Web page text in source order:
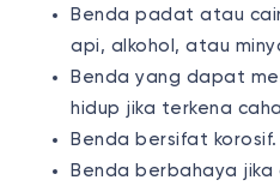
Benda padat atau
api, alkohol, atau
Benda yang dapat
hidup jika terkena
Benda bersifat korosif.
Benda berbahaya jika